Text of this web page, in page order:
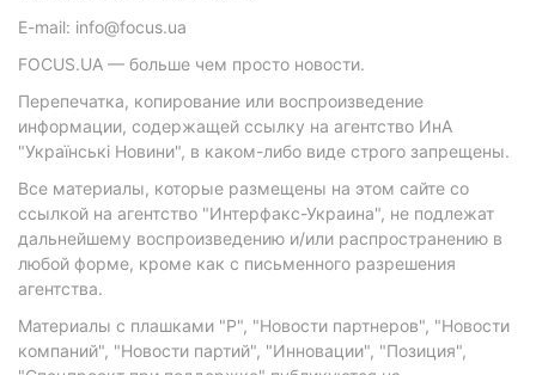
E-mail: info@focus.ua
FOCUS.UA — больше чем просто новости.
Перепечатка, копирование или воспроизведение
информации, содержащей ссылку на агентство ИнА
"Українські Новини", в каком-либо виде строго запрещены.
Все материалы, которые размещены на этом сайте со
ссылкой на агентство "Интерфакс-Украина", не подлежат
дальнейшему воспроизведению и/или распространению в
любой форме, кроме как с письменного разрешения
агентства.
Материалы с плашками "Р", "Новости партнеров", "Новости
компаний", "Новости партий", "Инновации", "Позиция",